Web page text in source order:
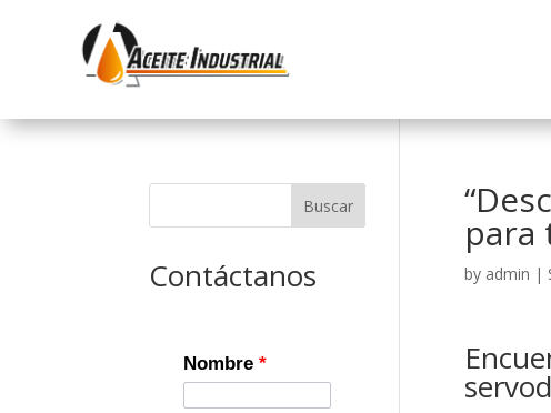
para
by admin |
Buscar
Contáctanos
Nombre*